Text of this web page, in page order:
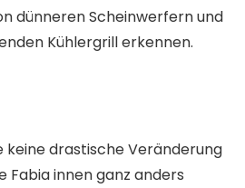
dünneren Scheinwerfern und
Kühlergrill erkennen.
keine drastische Veränderung
Fabia innen ganz anders